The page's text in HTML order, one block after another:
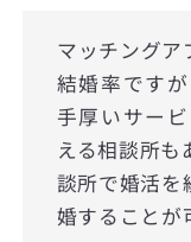
マッチングア
結婚率です
手厚いサー
える相談所
談所で婚活を
婚することが